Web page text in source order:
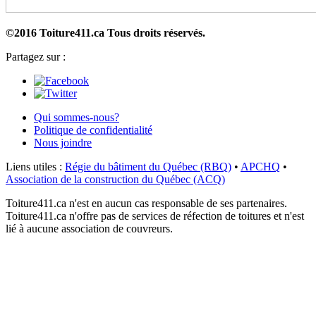
©2016 Toiture411.ca Tous droits réservés.
Partagez sur :
Qui sommes-nous?
Politique de confidentialité
Nous joindre
Liens utiles : Régie du bâtiment du Québec (RBQ) • APCHQ •
Association de la construction du Québec (ACQ)
Toiture411.ca n'est en aucun cas responsable de ses partenaires.
Toiture411.ca n'offre pas de services de réfection de toitures et n'est
lié à aucune association de couvreurs.